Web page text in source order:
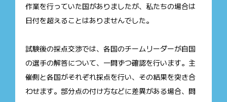
作業を行っていた国がありましたが、私たちの場合は
日付を超えることはありませんでした。
試験後の採点交渉では、各国のチームリーダーが自国
の選手の解答について、一問ずつ確認を行います。主
催側と各国がそれぞれ採点を行い、その結果を突き合
わせます。部分点の付け方などに差異がある場合、問